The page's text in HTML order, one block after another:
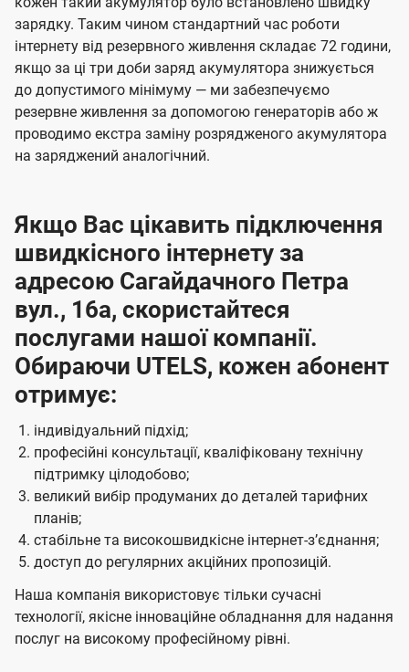
зарядку. Таким чином стандартний час роботи
інтернету від резервного живлення складає 72 години,
якщо за ці три доби заряд акумулятора знижується
до допустимого мінімуму — ми забезпечуємо
резервне живлення за допомогою генераторів або ж
проводимо екстра заміну розрядженого акумулятора
на заряджений аналогічний.
Якщо Вас цікавить підключення
швидкісного інтернету за
адресою Сагайдачного Петра
вул., 16а, скористайтеся
послугами нашої компанії.
Обираючи UTELS, кожен абонент
отримує:
індивідуальний підхід;
професійні консультації, кваліфіковану технічну
підтримку цілодобово;
великий вибір продуманих до деталей тарифних
планів;
стабільне та високошвидкісне інтернет-зʼєднання;
доступ до регулярних акційних пропозицій.
Наша компанія використовує тільки сучасні
технології, якісне інноваційне обладнання для надання
послуг на високому професійному рівні.